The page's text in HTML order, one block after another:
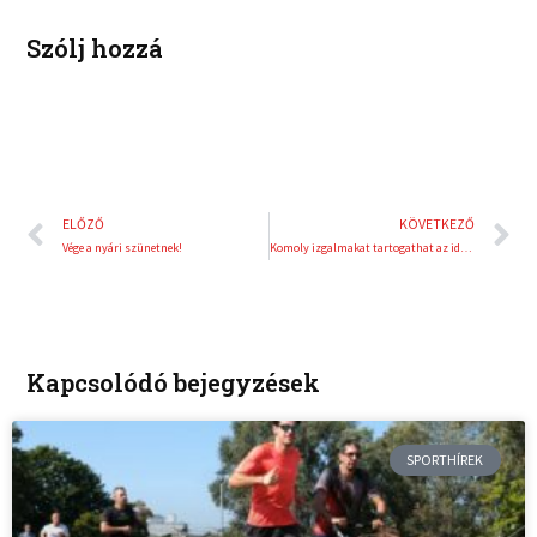
Szólj hozzá
Előző
ELŐZŐ
Vége a nyári szünetnek!
KÖVETKEZŐ
Komoly izgalmakat tartogathat az idei US Open
Kapcsolódó bejegyzések
SPORTHÍREK